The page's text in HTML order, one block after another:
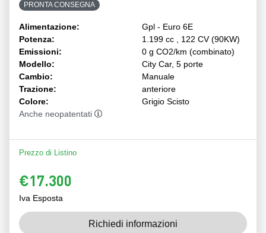
PRONTA CONSEGNA
Alimentazione:
Gpl - Euro 6E
Potenza:
1.199 cc , 122 CV (90KW)
Emissioni:
0 g CO2/km (combinato)
Modello:
City Car, 5 porte
Cambio:
Manuale
Trazione:
anteriore
Colore:
Grigio Scisto
Anche neopatentati
Prezzo di Listino
€17.300
Iva Esposta
Richiedi informazioni